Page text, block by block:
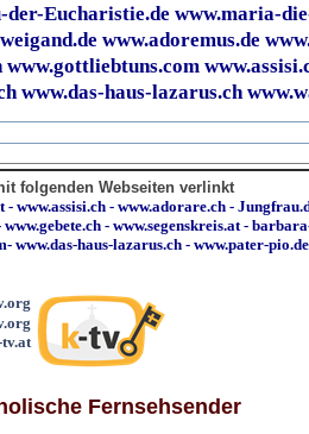
der-Eucharistie.de www.maria-
www.adoremus.de
www.gottliebtuns.com
www.das-haus-lazarus.ch
folgenden Webseiten verlinkt
- www.assisi.ch - www.adorare.ch -
www.gebete.ch - www.segenskreis.at -
- www.das-haus-lazarus.ch - www.pater-pio.de
tv.at
Fernsehsender